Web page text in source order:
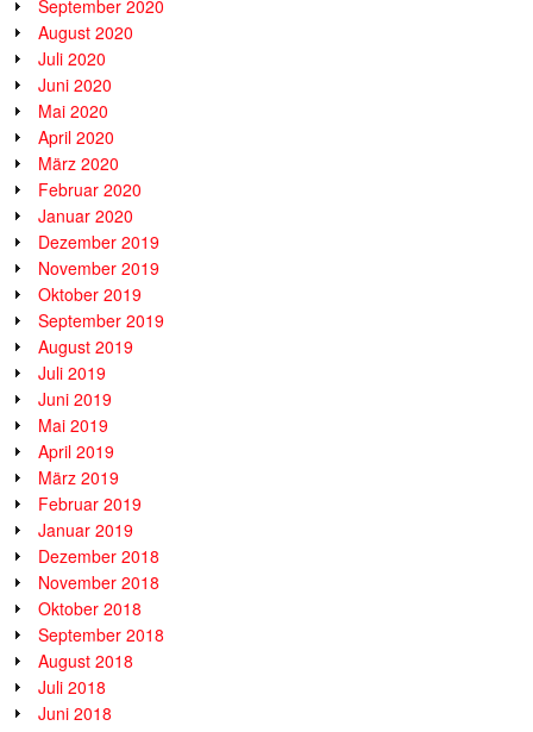
September 2020
August 2020
Juli 2020
Juni 2020
Mai 2020
April 2020
März 2020
Februar 2020
Januar 2020
Dezember 2019
November 2019
Oktober 2019
September 2019
August 2019
Juli 2019
Juni 2019
Mai 2019
April 2019
März 2019
Februar 2019
Januar 2019
Dezember 2018
November 2018
Oktober 2018
September 2018
August 2018
Juli 2018
Juni 2018